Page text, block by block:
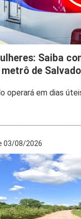
Saiba
de
operará em dias
03/08/2026